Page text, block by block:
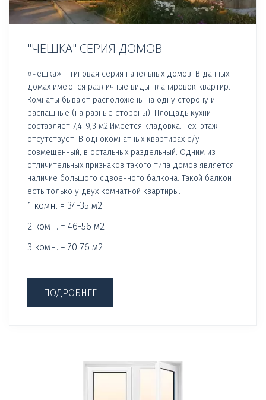
"ЧЕШКА" СЕРИЯ ДОМОВ
«Чешка» - типовая серия панельных домов. В данных
домах имеются различные виды планировок квартир.
Комнаты бывают расположены на одну сторону и
распашные (на разные стороны). Площадь кухни
составляет 7,4-9,3 м2.Имеется кладовка. Тех. этаж
отсутствует. В однокомнатных квартирах с/у
совмещенный, в остальных раздельный. Одним из
отличительных признаков такого типа домов является
наличие большого сдвоенного балкона. Такой балкон
есть только у двух комнатной квартиры.
1 комн. = 34-35 м2
2 комн. = 46-56 м2
3 комн. = 70-76 м2
ПОДРОБНЕЕ